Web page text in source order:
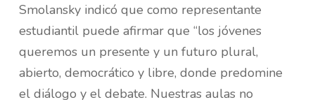
Smolansky indicó que como representante
estudiantil puede afirmar que “los jóvenes
queremos un presente y un futuro plural,
abierto, democrático y libre, donde predomine
el diálogo y el debate. Nuestras aulas no